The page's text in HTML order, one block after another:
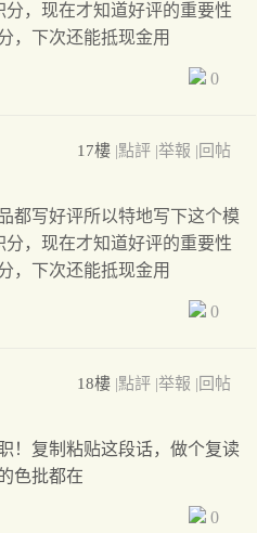
，现在才知道好评的重要性
，下次还能抵现金用
0
17樓 |點評 |举報 |回帖
都写好评所以特地写下这个模
，现在才知道好评的重要性
，下次还能抵现金用
0
18樓 |點評 |举報 |回帖
！复制粘贴这段话，做个复读
色批都在
0